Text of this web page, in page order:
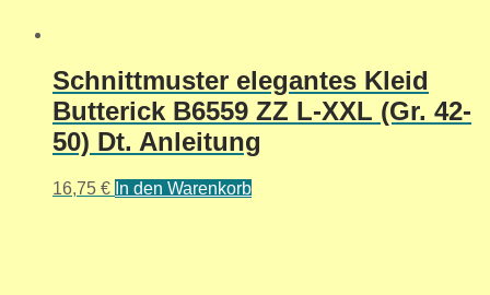
Schnittmuster elegantes Kleid
Butterick B6559 ZZ L-XXL (Gr. 42-
50) Dt. Anleitung
16,75 € In den Warenkorb